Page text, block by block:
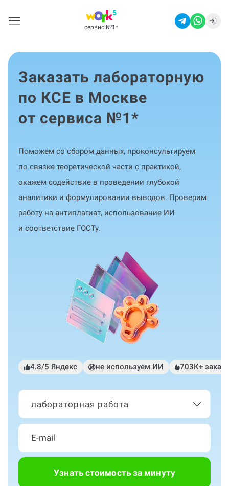
сервис №1 *
Заказать лабораторную
по КСЕ в Москве
от сервиса №1*
Поможем со сбором данных, проконсультируем
по связке теоретической части с практикой,
окажем содействие в проведении глубокой
аналитики и формулировании выводов. Проверим
работу на антиплагиат, использование ИИ
и соответствие ГОСТу.
4.8/5 Яндекс не используем ИИ 703К+
лабораторная работа
Узнать стоимость за минуту